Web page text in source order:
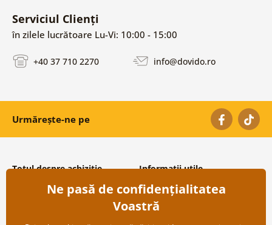
Serviciul Clienți
în zilele lucrătoare Lu-Vi: 10:00 - 15:00
+40 37 710 2270 info@dovido.ro
Urmărește-ne pe
Totul despre achiziție
Condiții și termeni generali
Protecția datelor personale
Transport și modalități de plată
Informații utile
Despre noi
Întrebări frecvente
Contacte
Ne pasă de confidențialitatea
Voastră